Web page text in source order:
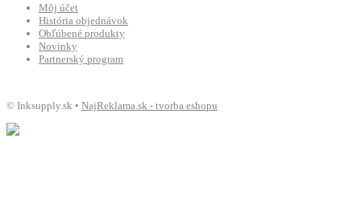
Môj účet
História objednávok
Obľúbené produkty
Novinky
Partnerský program
© Inksupply.sk • NajReklama.sk - tvorba eshopu